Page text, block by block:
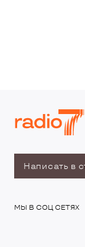
Написать в
МЫ В СОЦ СЕТЯХ